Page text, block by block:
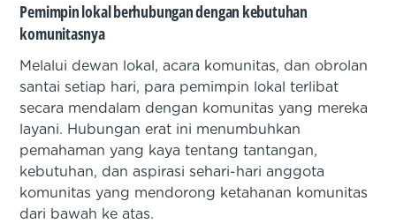
Pemimpin lokal berhubungan dengan kebutuhan
komunitasnya
Melalui dewan lokal, acara komunitas, dan obrolan
santai setiap hari, para pemimpin lokal terlibat
secara mendalam dengan komunitas yang mereka
layani. Hubungan erat ini menumbuhkan
pemahaman yang kaya tentang tantangan,
kebutuhan, dan aspirasi sehari-hari anggota
komunitas yang mendorong ketahanan komunitas
dari bawah ke atas.